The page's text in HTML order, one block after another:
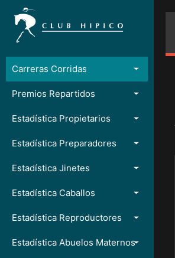
Carreras Corridas
Premios Repartidos
Estadística Propietarios
Estadística Preparadores
Estadística Jinetes
Estadística Caballos
Estadística Reproductores
Estadística Abuelos Maternos